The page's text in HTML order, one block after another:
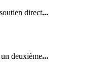
direct...
deuxième...